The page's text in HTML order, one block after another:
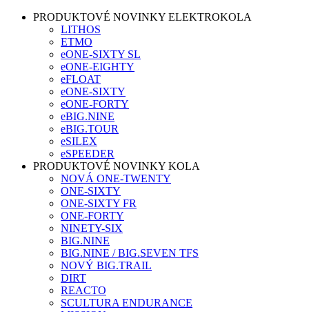
PRODUKTOVÉ NOVINKY ELEKTROKOLA
LITHOS
ETMO
eONE-SIXTY SL
eONE-EIGHTY
eFLOAT
eONE-SIXTY
eONE-FORTY
eBIG.NINE
eBIG.TOUR
eSILEX
eSPEEDER
PRODUKTOVÉ NOVINKY KOLA
NOVÁ ONE-TWENTY
ONE-SIXTY
ONE-SIXTY FR
ONE-FORTY
NINETY-SIX
BIG.NINE
BIG.NINE / BIG.SEVEN TFS
NOVÝ BIG.TRAIL
DIRT
REACTO
SCULTURA ENDURANCE